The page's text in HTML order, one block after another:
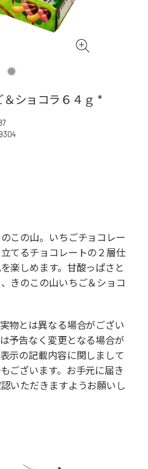
ショコラ６４ｇ *
この山。いちごチョコレー
てるチョコレートの２層仕
楽しめます。甘酸っぱさと
きのこの山いちご＆ショコ
物とは異なる場合がござい
予告なく変更となる場合が
示の記載内容に関しまして
ございます。お手元に届き
いただきますようお願いし